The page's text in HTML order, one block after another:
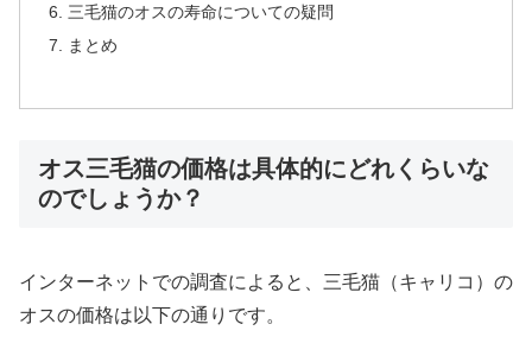
三毛猫のオスの寿命についての疑問
まとめ
オス三毛猫の価格は具体的にどれくらいな
のでしょうか？
インターネットでの調査によると、三毛猫（キャリコ）の
オスの価格は以下の通りです。